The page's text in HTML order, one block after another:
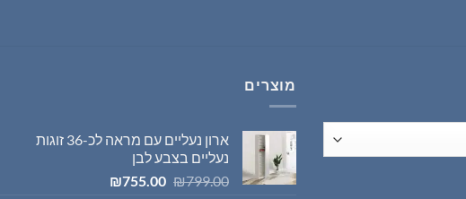
מוצרים
ארון נעליים עם מראה לכ-36 זוגות
נעליים בצבע לבן
₪799.00
המחיר ₪755.00
המחיר